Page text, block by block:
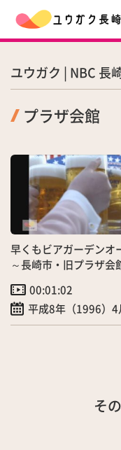
ユウガク | NBC 長
プラザ会館
早くもビアガーデンオ
～長崎市・旧プラザ会
00:01:02
平成8年（1996）4
そ